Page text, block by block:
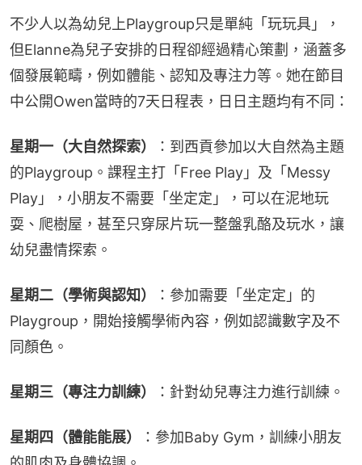
不少人以為幼兒上Playgroup只是單純「玩玩具」，
但Elanne為兒子安排的日程卻經過精心策劃，涵蓋多
個發展範疇，例如體能、認知及專注力等。她在節目
中公開Owen當時的7天日程表，日日主題均有不同：
星期一（大自然探索）
：到西貢參加以大自然為主題
的Playgroup。課程主打「Free Play」及「Messy
Play」，小朋友不需要「坐定定」，可以在泥地玩
耍、爬樹屋，甚至只穿尿片玩一整盤乳酪及玩水，讓
幼兒盡情探索。
星期二（學術與認知）
：參加需要「坐定定」的
Playgroup，開始接觸學術內容，例如認識數字及不
同顏色。
星期三（專注力訓練） ：針對幼兒專注力進行訓練。
星期四（體能能展）
：參加Baby Gym，訓練小朋友